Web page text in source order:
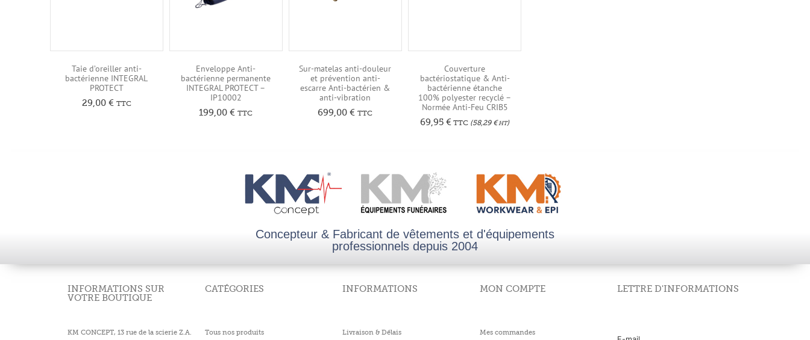
Taie d’oreiller anti-
bactérienne INTEGRAL
PROTECT
29,00 € TTC
Enveloppe Anti-
bactérienne permanente
INTEGRAL PROTECT –
IP10002
199,00€ TTC
Sur-matelas anti-douleur
et prévention anti-
escarre Anti-bactérien &
anti-vibration
699,00€ TTC
Couverture
bactériostatique & Anti-
bactérienne étanche
100% polyester recyclé –
Normée Anti-Feu CRIB5
69,95€ TTC (58,29 €HT)
Concepteur & Fabricant de vêtements et d'équipements
professionnels depuis 2004
INFORMATIONS SUR
VOTRE BOUTIQUE
CATÉGORIES INFORMATIONS MON COMPTE LETTRE D'INFORMATIONS
KM CONCEPT, 13 rue de la scierie Z.A. Tous nos produits Livraison & Délais Mes commandes